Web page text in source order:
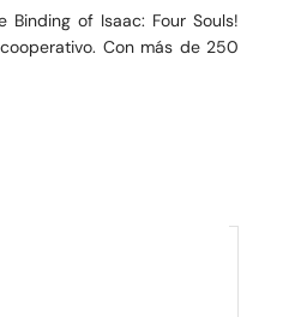
Binding of Isaac: Four Souls!
Con más de 250